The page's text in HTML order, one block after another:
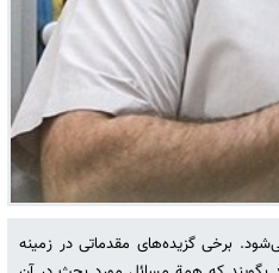
اطلاق می‌شود. برخی گزیده‌های مقدماتی در زمینه